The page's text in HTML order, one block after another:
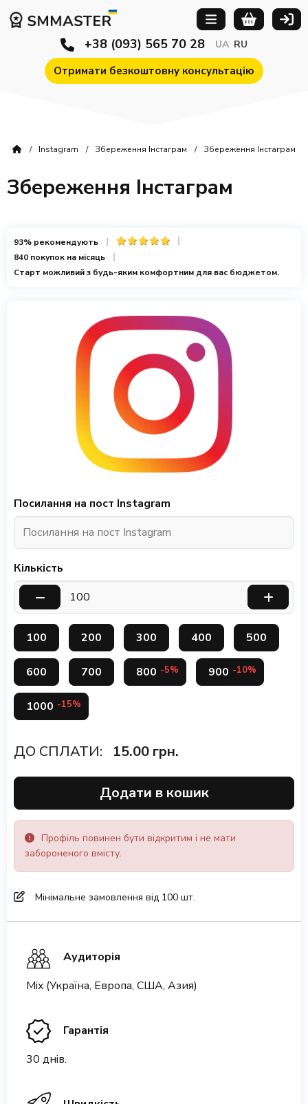
Отримати безкоштовну консультацію
+38 (093) 565 70 28 UA RU
Instagram Збереження Інстаграм Збереження Інстаграм
Збереження Інстаграм
93% рекомендують
840 покупок на місяць
Старт можливий з будь-яким комфортним для вас бюджетом.
Посилання на пост Instagram
Кількість
100 200 300 400 500
600 700 800 -5% 900 -10%
1000 -15%
ДО СПЛАТИ: 15.00 грн.
Додати в кошик
Профіль повинен бути відкритим і не мати
забороненого вмісту.
Мінімальне замовлення від 100 шт.
Аудиторія
Mix (Україна, Европа, США, Азия)
Гарантія
30 днів.